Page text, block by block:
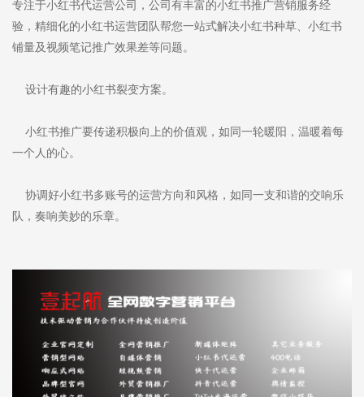
专注于小红书代运营公司，公司有丰富的小红书推广营销服务经
验，精细化的小红书运营团队帮您一站式解决小红书种草、小红书
铺量及视频笔记推广效果差等问题。
设计有趣的小红书裂变方案。
小红书推广要传递积极向上的价值观，如同一轮暖阳，温暖着每
一个人的心。
协调好小红书多账号的运营方向和风格，如同一支和谐的交响乐
队，奏响美妙的乐章。